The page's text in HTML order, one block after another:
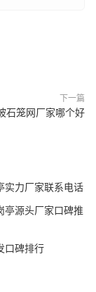
下一篇
石笼网厂家哪个好
实力厂家联系电话
亭源头厂家口碑推
口碑排行